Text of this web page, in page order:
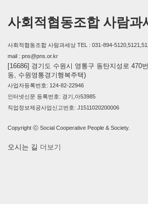
사회적협동조합 사람과
사회적협동조합 사람과세상 TEL : 031-894-
mail : pns@pns.or.kr
[16686] 경기도 수원시 영통구 동탄지성로 470
동, 수원영통경기행복주택)
사업자등록번호: 124-82-22946
인터넷신문 등록번호: 경기,아53985
직업정보제공사업신고번호: J1511020200006
Copyright ⓒ Social Cooperative People & Society.
오시는 길 더보기